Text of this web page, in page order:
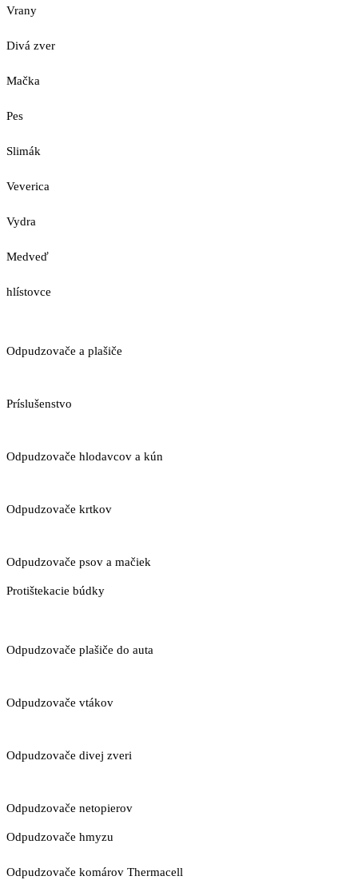
Vrany
Divá zver
Mačka
Pes
Slimák
Veverica
Vydra
Medveď
hlístovce
Odpudzovače a plašiče
Príslušenstvo
Odpudzovače hlodavcov a kún
Odpudzovače krtkov
Odpudzovače psov a mačiek
Protištekacie búdky
Odpudzovače plašiče do auta
Odpudzovače vtákov
Odpudzovače divej zveri
Odpudzovače netopierov
Odpudzovače hmyzu
Odpudzovače komárov Thermacell